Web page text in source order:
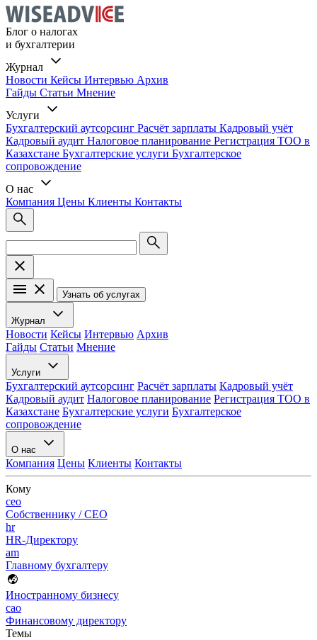
Блог о налогах
и бухгалтерии
Журнал
Новости Кейсы Интервью Архив
Гайды Статьи Мнение
Услуги
Бухгалтерский аутсорсинг Расчёт зарплаты Кадровый учёт
Кадровый аудит Налоговое планирование Регистрация ТОО в
Казахстане Бухгалтерские услуги Бухгалтерское
сопровождение
О нас
Компания Цены Клиенты Контакты
Узнать об услугах
Журнал
Новости Кейсы Интервью Архив
Гайды Статьи Мнение
Услуги
Бухгалтерский аутсорсинг Расчёт зарплаты Кадровый учёт
Кадровый аудит Налоговое планирование Регистрация ТОО в
Казахстане Бухгалтерские услуги Бухгалтерское
сопровождение
О нас
Компания Цены Клиенты Контакты
Кому
ceo
Собственнику / CEO
hr
HR-Директору
am
Главному бухгалтеру
Иностранному бизнесу
cao
Финансовому директору
Темы